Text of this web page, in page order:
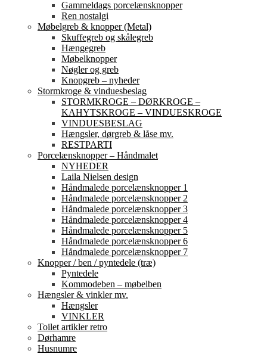
Gammeldags porcelænsknopper
Ren nostalgi
Møbelgreb & knopper (Metal)
Skuffegreb og skålegreb
Hængegreb
Møbelknopper
Nøgler og greb
Knopgreb – nyheder
Stormkroge & vinduesbeslag
STORMKROGE – DØRKROGE –
KAHYTSKROGE – VINDUESKROGE
VINDUESBESLAG
Hængsler, dørgreb & låse mv.
RESTPARTI
Porcelænsknopper – Håndmalet
NYHEDER
Laila Nielsen design
Håndmalede porcelænsknopper 1
Håndmalede porcelænsknopper 2
Håndmalede porcelænsknopper 3
Håndmalede porcelænsknopper 4
Håndmalede porcelænsknopper 5
Håndmalede porcelænsknopper 6
Håndmalede porcelænsknopper 7
Knopper / ben / pyntedele (træ)
Pyntedele
Kommodeben – møbelben
Hængsler & vinkler mv.
Hængsler
VINKLER
Toilet artikler retro
Dørhamre
Husnumre